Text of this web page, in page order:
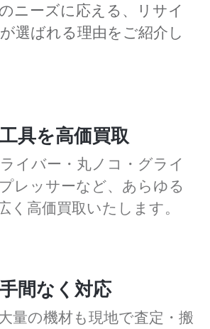
ニーズに応える、リサイ
選ばれる理由をご紹介し
具を高価買取
イバー・丸ノコ・グライ
レッサーなど、あらゆる
く高価買取いたします。
間なく対応
量の機材も現地で査定・搬